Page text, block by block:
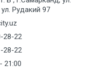
Рудакий 97
28-22
28-22
21:00